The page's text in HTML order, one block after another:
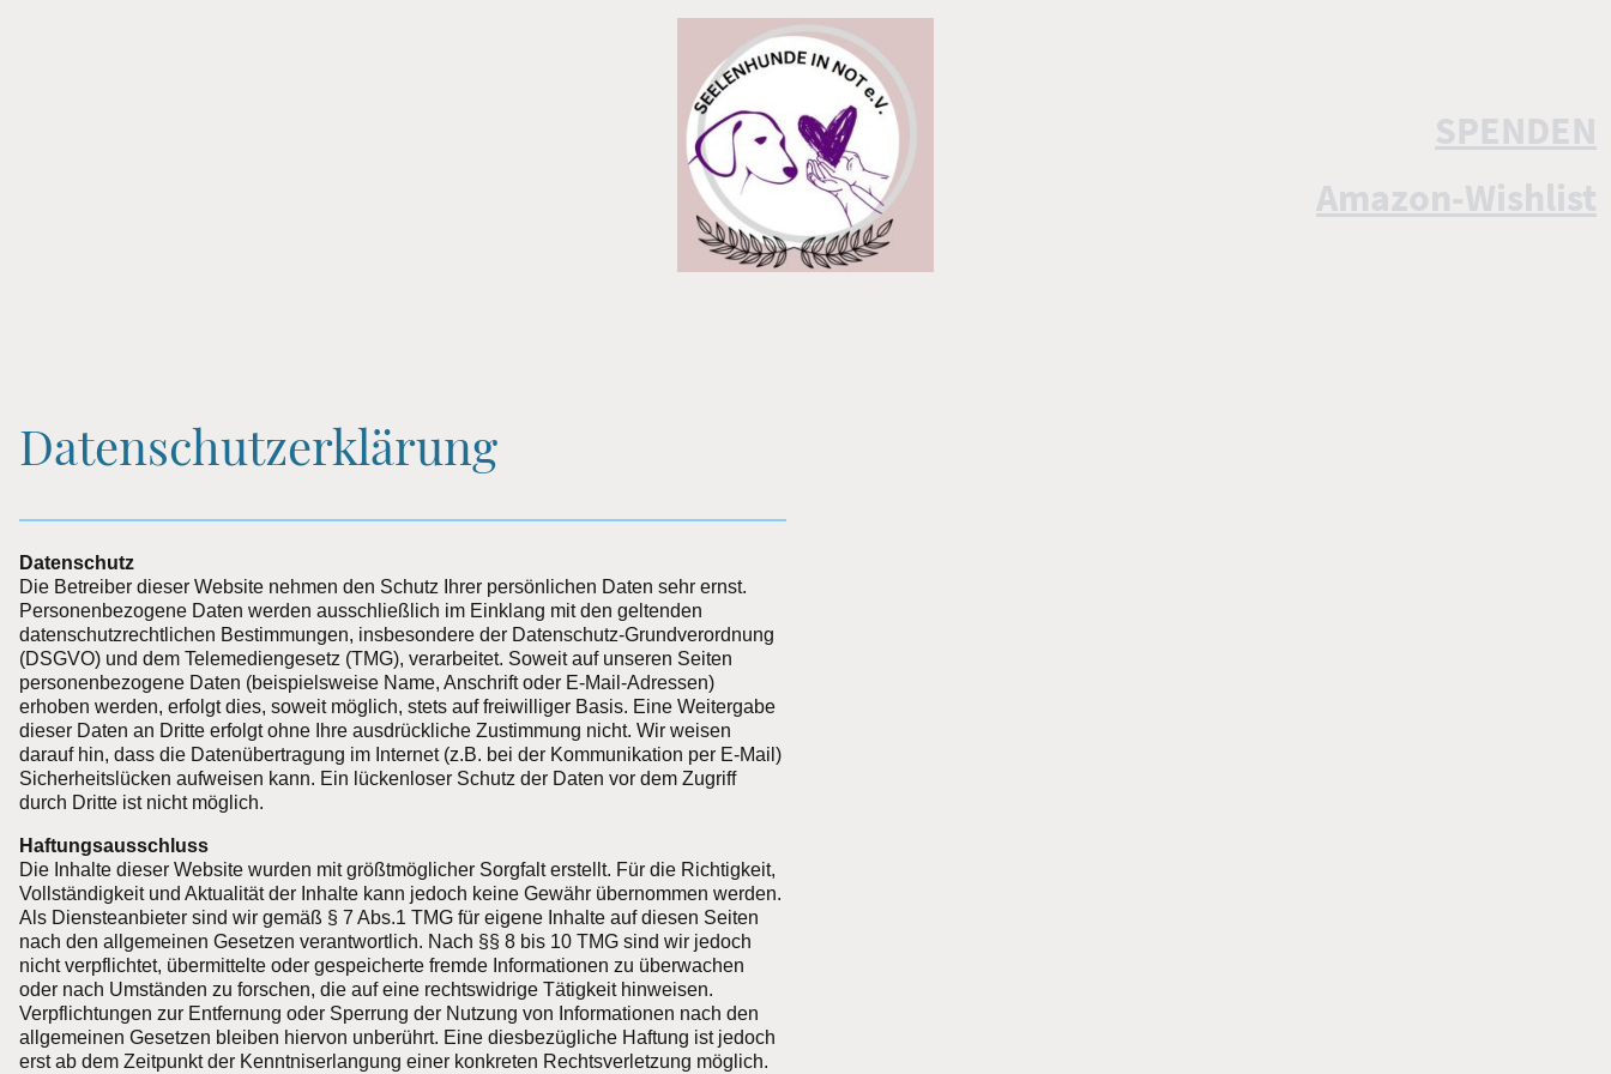
SPENDEN
Amazon-Wishlist
Datenschutzerklärung
Datenschutz
Die Betreiber dieser Website nehmen den Schutz Ihrer persönlichen Daten sehr ernst.
Personenbezogene Daten werden ausschließlich im Einklang mit den geltenden
datenschutzrechtlichen Bestimmungen, insbesondere der Datenschutz-Grundverordnung
(DSGVO) und dem Telemediengesetz (TMG), verarbeitet. Soweit auf unseren Seiten
personenbezogene Daten (beispielsweise Name, Anschrift oder E-Mail-Adressen)
erhoben werden, erfolgt dies, soweit möglich, stets auf freiwilliger Basis. Eine Weitergabe
dieser Daten an Dritte erfolgt ohne Ihre ausdrückliche Zustimmung nicht. Wir weisen
darauf hin, dass die Datenübertragung im Internet (z.B. bei der Kommunikation per E-Mail)
Sicherheitslücken aufweisen kann. Ein lückenloser Schutz der Daten vor dem Zugriff
durch Dritte ist nicht möglich.
Haftungsausschluss
Die Inhalte dieser Website wurden mit größtmöglicher Sorgfalt erstellt. Für die Richtigkeit,
Vollständigkeit und Aktualität der Inhalte kann jedoch keine Gewähr übernommen werden.
Als Diensteanbieter sind wir gemäß § 7 Abs.1 TMG für eigene Inhalte auf diesen Seiten
nach den allgemeinen Gesetzen verantwortlich. Nach §§ 8 bis 10 TMG sind wir jedoch
nicht verpflichtet, übermittelte oder gespeicherte fremde Informationen zu überwachen
oder nach Umständen zu forschen, die auf eine rechtswidrige Tätigkeit hinweisen.
Verpflichtungen zur Entfernung oder Sperrung der Nutzung von Informationen nach den
allgemeinen Gesetzen bleiben hiervon unberührt. Eine diesbezügliche Haftung ist jedoch
erst ab dem Zeitpunkt der Kenntniserlangung einer konkreten Rechtsverletzung möglich.